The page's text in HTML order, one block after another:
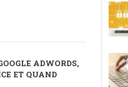
ADWORDS,
ET QUAND